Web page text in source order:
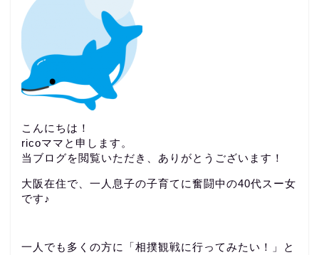
こんにちは！
ricoママと申します。
当ブログを閲覧いただき、ありがとうございます！
大阪在住で、一人息子の子育てに奮闘中の40代スー女
です♪
一人でも多くの方に「相撲観戦に行ってみたい！」と